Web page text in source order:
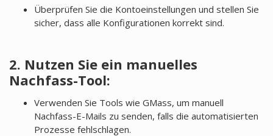
Überprüfen Sie die Kontoeinstellungen und stellen Sie
sicher, dass alle Konfigurationen korrekt sind.
2. Nutzen Sie ein manuelles
Nachfass-Tool:
Verwenden Sie Tools wie GMass, um manuell
Nachfass-E-Mails zu senden, falls die automatisierten
Prozesse fehlschlagen.